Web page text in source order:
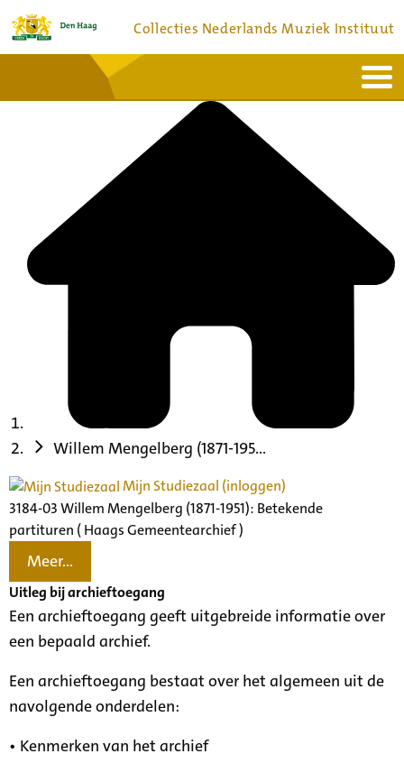
Collecties Nederlands Muziek Instituut
Bronnen en collecties
Willem Mengelberg (1871-195...
Mijn Studiezaal (inloggen)
3184-03 Willem Mengelberg (1871-1951): Betekende
partituren ( Haags Gemeentearchief )
Meer...
Uitleg bij archieftoegang
Een archieftoegang geeft uitgebreide informatie over
een bepaald archief.
Een archieftoegang bestaat over het algemeen uit de
navolgende onderdelen:
• Kenmerken van het archief